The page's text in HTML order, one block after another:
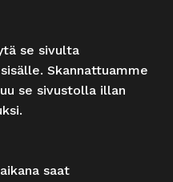
se sivulta
Skannattuamme
se sivustolla illan
saat